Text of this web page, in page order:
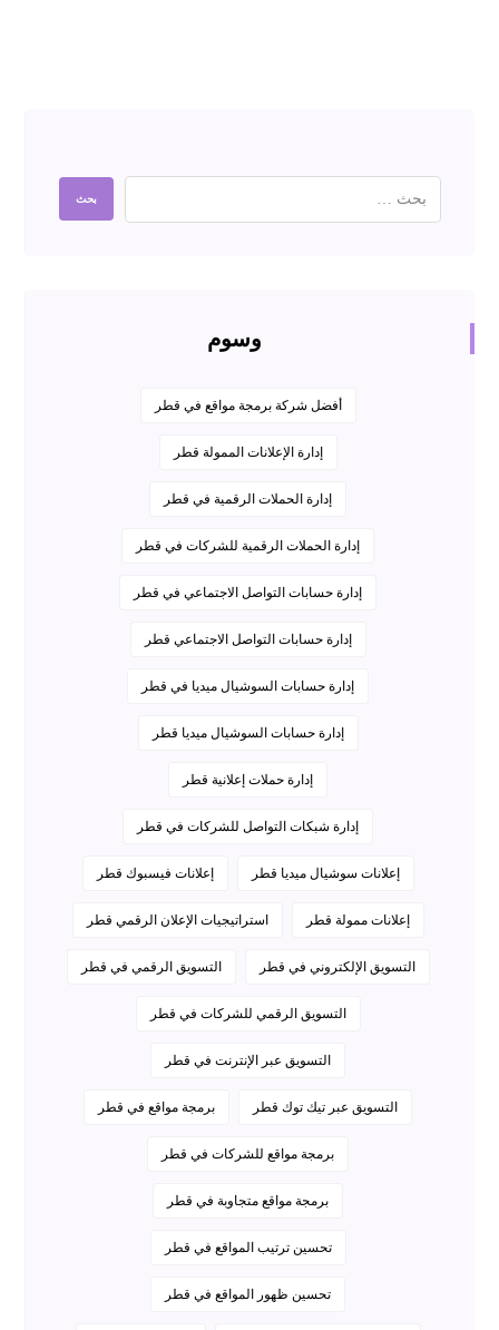
وسوم
أفضل شركة برمجة مواقع في قطر
إدارة الإعلانات الممولة قطر
إدارة الحملات الرقمية في قطر
إدارة الحملات الرقمية للشركات في قطر
إدارة حسابات التواصل الاجتماعي في قطر
إدارة حسابات التواصل الاجتماعي قطر
إدارة حسابات السوشيال ميديا في قطر
إدارة حسابات السوشيال ميديا قطر
إدارة حملات إعلانية قطر
إدارة شبكات التواصل للشركات في قطر
إعلانات سوشيال ميديا قطر إعلانات فيسبوك قطر
إعلانات ممولة قطر استراتيجيات الإعلان الرقمي قطر
التسويق الإلكتروني في قطر التسويق الرقمي في قطر
التسويق الرقمي للشركات في قطر
التسويق عبر الإنترنت في قطر
التسويق عبر تيك توك قطر برمجة مواقع في قطر
برمجة مواقع للشركات في قطر
برمجة مواقع متجاوبة في قطر
تحسين ترتيب المواقع في قطر
تحسين ظهور المواقع في قطر